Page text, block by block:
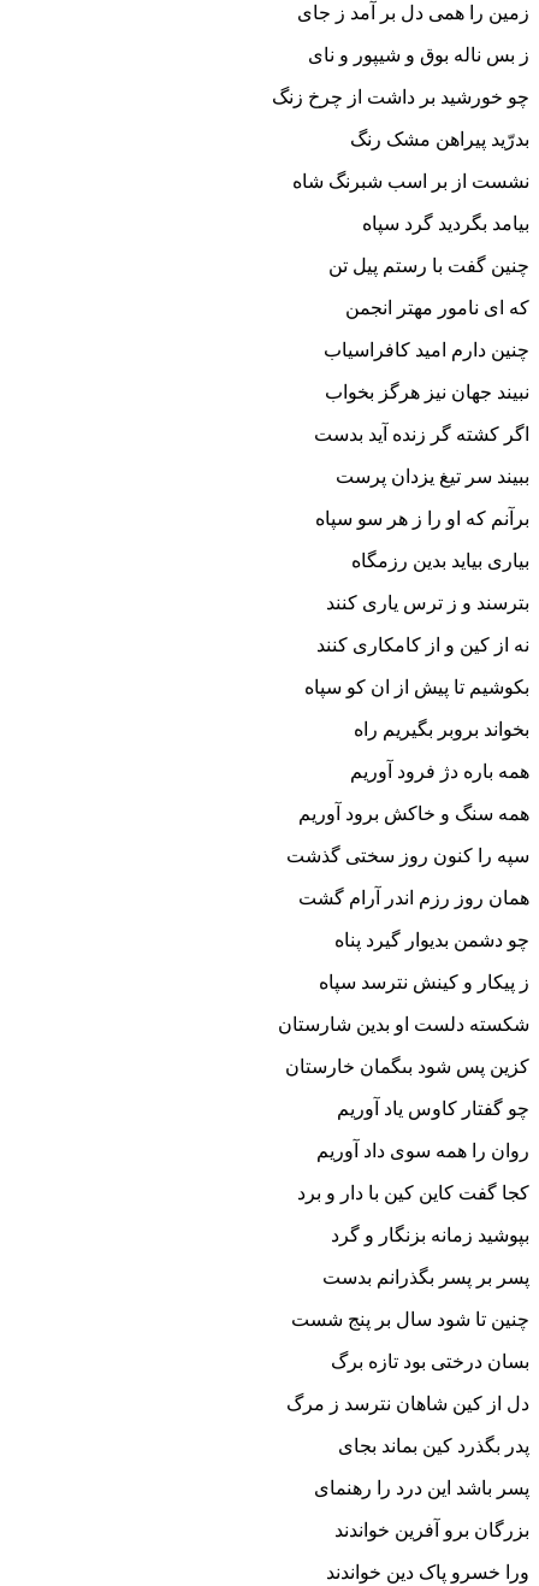
زمین را همى دل بر آمد ز جاى
ز بس ناله بوق و شیپور و ناى‏
چو خورشید بر داشت از چرخ زنگ
بدرّید پیراهن مشک رنگ‏
نشست از بر اسب شبرنگ شاه
بیامد بگردید گرد سپاه‏
چنین گفت با رستم پیل تن
که اى نامور مهتر انجمن‏
چنین دارم امید کافراسیاب
نبیند جهان نیز هرگز بخواب‏
اگر کشته گر زنده آید بدست
ببیند سر تیغ یزدان پرست‏
برآنم که او را ز هر سو سپاه
بیارى بیاید بدین رزمگاه‏
بترسند و ز ترس یارى کنند
نه از کین و از کامکارى کنند
بکوشیم تا پیش از ان کو سپاه
بخواند بروبر بگیریم راه‏
همه باره دژ فرود آوریم
همه سنگ و خاکش برود آوریم‏
سپه را کنون روز سختى گذشت
همان روز رزم اندر آرام گشت‏
چو دشمن بدیوار گیرد پناه
ز پیکار و کینش نترسد سپاه‏
شکسته دلست او بدین شارستان
کزین پس شود بى‏گمان خارستان‏
چو گفتار کاوس یاد آوریم
روان را همه سوى داد آوریم‏
کجا گفت کاین کین با دار و برد
بپوشید زمانه بزنگار و گرد
پسر بر پسر بگذرانم بدست
چنین تا شود سال بر پنج شست‏
بسان درختى بود تازه برگ
دل از کین شاهان نترسد ز مرگ‏
پدر بگذرد کین بماند بجاى
پسر باشد این درد را رهنماى‏
بزرگان برو آفرین خواندند
ورا خسرو پاک دین خواندند